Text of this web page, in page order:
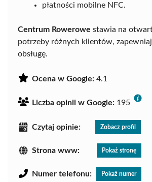
płatności mobilne NFC.
Centrum Rowerowe stawia na
potrzeby różnych klientów,
obsługę.
Ocena w Google: 4.1
Liczba opinii w Google: 195
Czytaj opinie: Zobacz profil
Strona www: Pokaż stronę
Numer telefonu: Pokaż numer